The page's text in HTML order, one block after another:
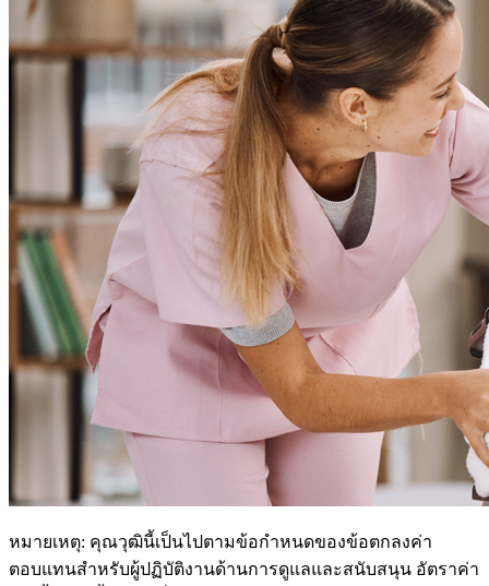
หมายเหตุ: คุณวุฒินี้เป็นไปตามข้อกำหนดของข้อตกลงค่า
ตอบแทนสำหรับผู้ปฏิบัติงานด้านการดูแลและสนับสนุน อัตราค่า